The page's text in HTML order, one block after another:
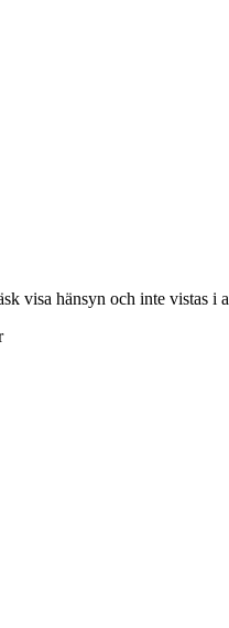
visa hänsyn och inte vistas i